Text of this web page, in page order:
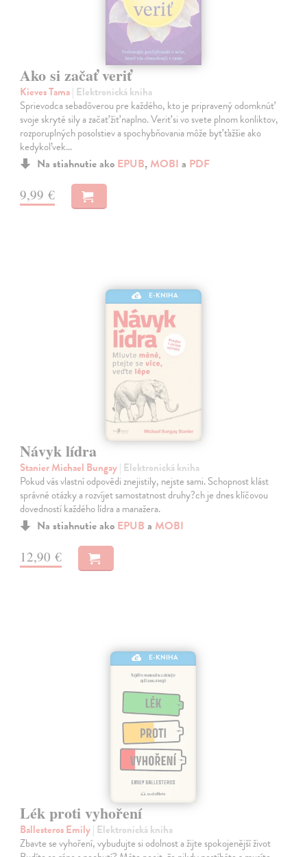
Ako si začať veriť
Kieves Tama| Elektronická kniha
Sprievodca sebadôverou pre každého, kto je pripravený odomknúť
svoje skryté sily a začať žiť naplno. Veriť si vo svete plnom konliktov,
rozporuplných posolstiev a spochybňovania môže byť ťažšie ako
kedykoľvek…
Na stiahnutie ako EPUB, MOBI a PDF
9,99 €
E-KNIHA
Návyk lídra
Stanier Michael Bungay| Elektronická kniha
Pokud vás vlastní odpovědi znejistily, nejste sami. Schopnost klást
správné otázky a rozvíjet samostatnost druhy?ch je dnes klíčovou
dovedností každého lídra a manažera.
Na stiahnutie ako EPUB a MOBI
12,90 €
E-KNIHA
Lék proti vyhoření
Ballesteros Emily| Elektronická kniha
Zbavte se vyhoření, vybudujte si odolnost a žijte spokojenější život